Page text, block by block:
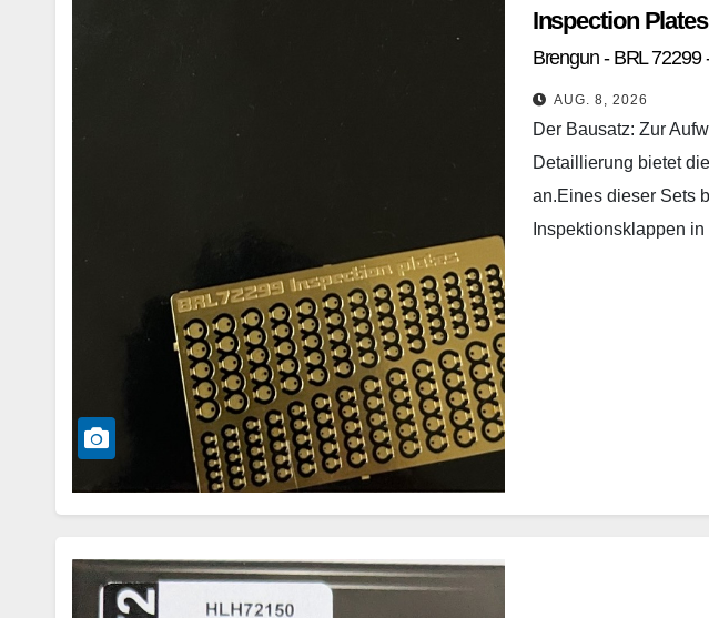
Inspection
Brengun - BRL 72299
AUG. 8, 2026
Der Bausatz: Zur
Detaillierung bietet
an.Eines dieser Sets
Inspektionsklappen